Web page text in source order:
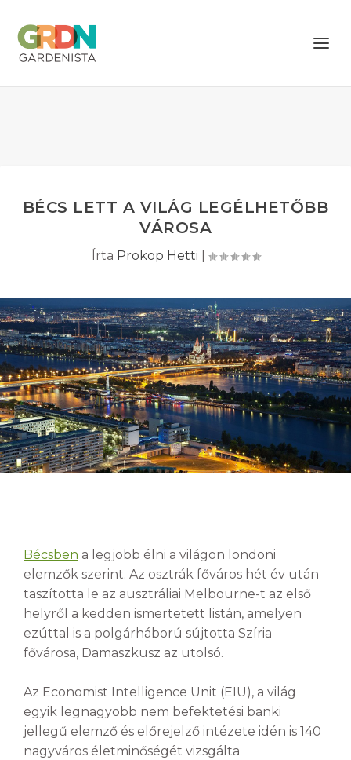
BÉCS LETT A VILÁG LEGÉLHETŐBB
VÁROSA
Írta Prokop Hetti
Bécsben a legjobb élni a világon londoni
elemzők szerint. Az osztrák főváros hét év után
taszította le az ausztráliai Melbourne-t az első
helyről a kedden ismertetett listán, amelyen
ezúttal is a polgárháború sújtotta Szíria
fővárosa, Damaszkusz az utolsó.
Az Economist Intelligence Unit (EIU), a világ
egyik legnagyobb nem befektetési banki
jellegű elemző és előrejelző intézete idén is 140
nagyváros életminőségét vizsgálta